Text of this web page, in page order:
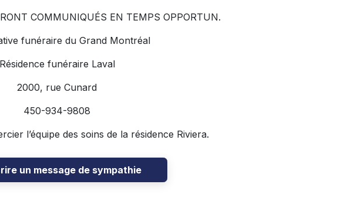
COMMUNIQUÉS EN TEMPS OPPORTUN.
funéraire du Grand Montréal
Résidence funéraire Laval
2000, rue Cunard
450-934-9808
l’équipe des soins de la résidence Riviera.
un message de sympathie